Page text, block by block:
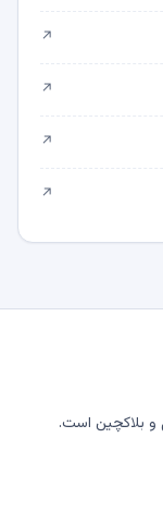
↗
↗
↗
↗
و بلاکچین است.